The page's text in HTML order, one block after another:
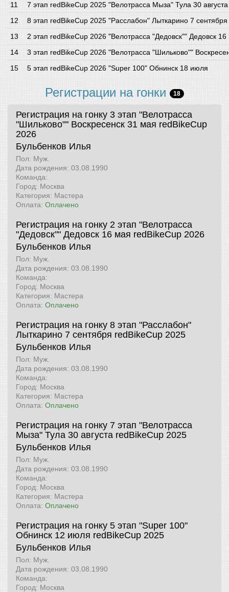
7 этап redBikeCup 2025 "Велотрасса Мыза" Тула 30 августа
8 этап redBikeCup 2025 "Расслабон" Лыткарино 7 сентября
2 этап redBikeCup 2026 "Велотрасса "Дедовск"" Дедовск
3 этап redBikeCup 2026 "Велотрасса "Шильково""
5 этап redBikeCup 2026 "Super 100" Обнинск 18 июля
Регистрации на гонки 18
Регистрация на гонку 3 этап "Велотрасса
"Шильково"" Воскресенск 31 мая redBikeCup
2026
Бульбенков Илья
Пол: Муж.
Дата рождения: 03.08.1990
Команда:
Город: Москва
Категория: Мастера
Оплата: Оплачено
Регистрация на гонку 2 этап "Велотрасса
"Дедовск"" Дедовск 16 мая redBikeCup 2026
Бульбенков Илья
Пол: Муж.
Дата рождения: 03.08.1990
Команда:
Город: Москва
Категория: Мастера
Оплата: Оплачено
Регистрация на гонку 8 этап "Расслабон"
Лыткарино 7 сентября redBikeCup 2025
Бульбенков Илья
Пол: Муж.
Дата рождения: 03.08.1990
Команда:
Город: Москва
Категория: Мастера
Оплата: Оплачено
Регистрация на гонку 7 этап "Велотрасса
Мыза" Тула 30 августа redBikeCup 2025
Бульбенков Илья
Пол: Муж.
Дата рождения: 03.08.1990
Команда:
Город: Москва
Категория: Мастера
Оплата: Оплачено
Регистрация на гонку 5 этап "Super 100"
Обнинск 12 июля redBikeCup 2025
Бульбенков Илья
Пол: Муж.
Дата рождения: 03.08.1990
Команда:
Город: Москва